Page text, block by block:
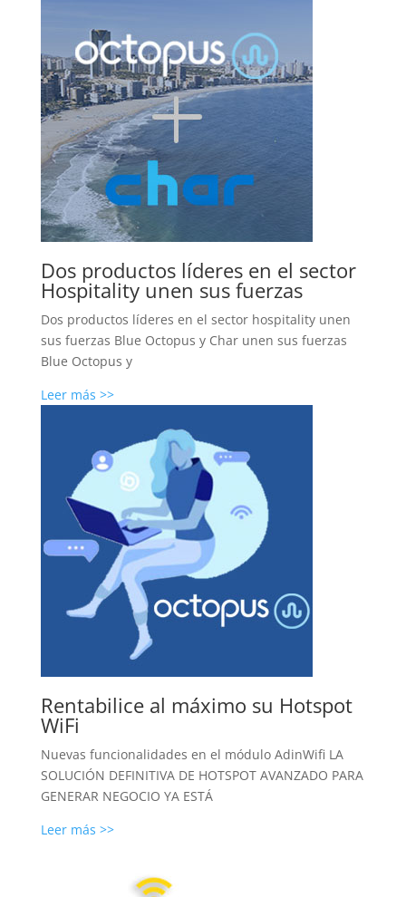
Dos productos líderes en el sector
Hospitality unen sus fuerzas
Dos productos líderes en el sector hospitality unen
sus fuerzas Blue Octopus y Char unen sus fuerzas
Blue Octopus y
Leer más >>
Rentabilice al máximo su Hotspot
WiFi
Nuevas funcionalidades en el módulo AdinWifi LA
SOLUCIÓN DEFINITIVA DE HOTSPOT AVANZADO PARA
GENERAR NEGOCIO YA ESTÁ
Leer más >>